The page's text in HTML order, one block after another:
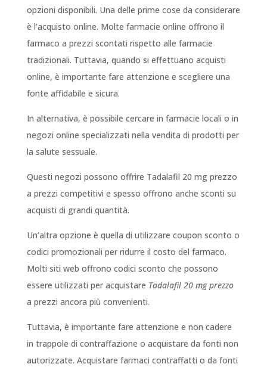
opzioni disponibili. Una delle prime cose da considerare
è l’acquisto online. Molte farmacie online offrono il
farmaco a prezzi scontati rispetto alle farmacie
tradizionali. Tuttavia, quando si effettuano acquisti
online, è importante fare attenzione e scegliere una
fonte affidabile e sicura.
In alternativa, è possibile cercare in farmacie locali o in
negozi online specializzati nella vendita di prodotti per
la salute sessuale.
Questi negozi possono offrire Tadalafil 20 mg prezzo
a prezzi competitivi e spesso offrono anche sconti su
acquisti di grandi quantità.
Un’altra opzione è quella di utilizzare coupon sconto o
codici promozionali per ridurre il costo del farmaco.
Molti siti web offrono codici sconto che possono
essere utilizzati per acquistare Tadalafil 20 mg prezzo
a prezzi ancora più convenienti.
Tuttavia, è importante fare attenzione e non cadere
in trappole di contraffazione o acquistare da fonti non
autorizzate. Acquistare farmaci contraffatti o da fonti